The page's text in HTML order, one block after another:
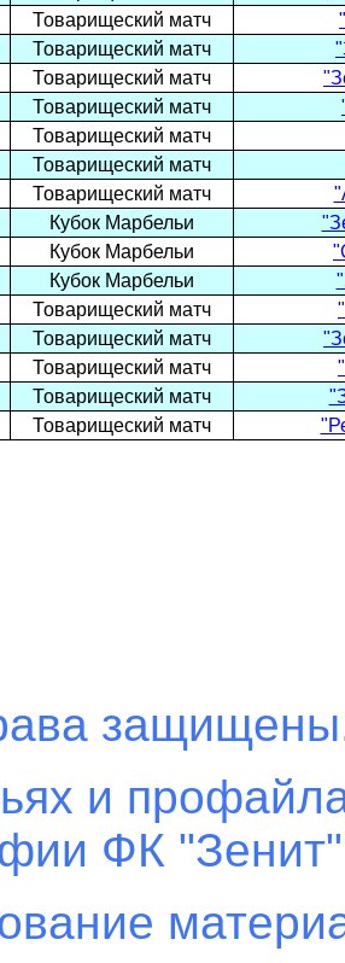
Товарищеский матч
Товарищеский матч
Товарищеский матч
Товарищеский матч
Товарищеский матч
Товарищеский матч
Товарищеский матч
Кубок Марбельи
Кубок Марбельи
Кубок Марбельи
Товарищеский матч
Товарищеский матч
Товарищеский матч
Товарищеский матч
Товарищеский матч
и
ФК